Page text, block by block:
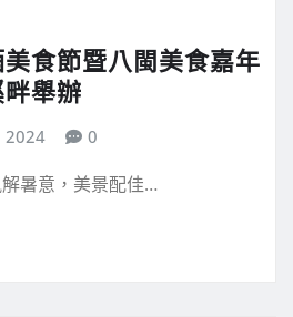
食節暨八閩美食嘉年
舉辦
2024 0
暑意，美景配佳…